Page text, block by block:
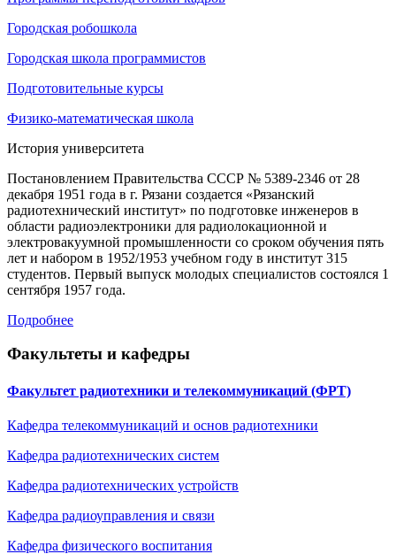
Городская робошкола
Городская школа программистов
Подготовительные курсы
Физико-математическая школа
История университета
Постановлением Правительства СССР № 5389-2346 от 28
декабря 1951 года в г. Рязани создается «Рязанский
радиотехнический институт» по подготовке инженеров в
области радиоэлектроники для радиолокационной и
электровакуумной промышленности со сроком обучения пять
лет и набором в 1952/1953 учебном году в институт 315
студентов. Первый выпуск молодых специалистов состоялся 1
сентября 1957 года.
Подробнее
Факультеты и кафедры
Факультет радиотехники и телекоммуникаций (ФРТ)
Кафедра телекоммуникаций и основ радиотехники
Кафедра радиотехнических систем
Кафедра радиотехническиx устройств
Кафедра радиоуправления и связи
Кафедра физического воспитания